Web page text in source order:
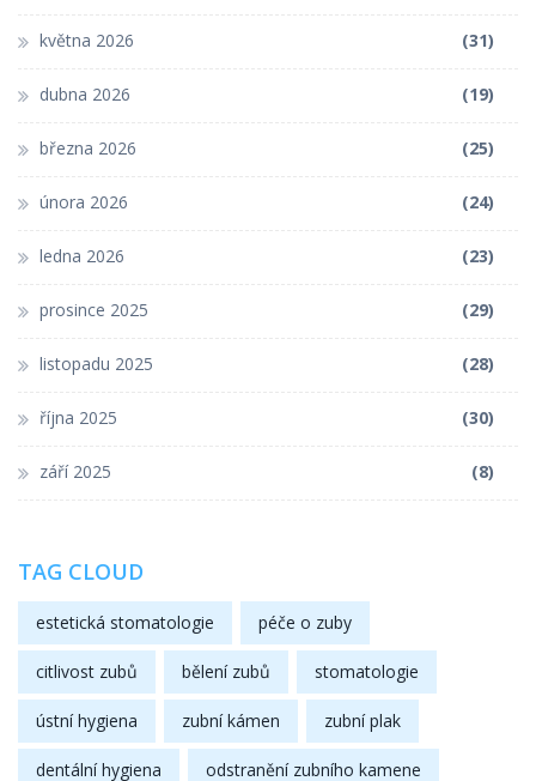
května 2026 (31)
dubna 2026 (19)
března 2026 (25)
února 2026 (24)
ledna 2026 (23)
prosince 2025 (29)
listopadu 2025 (28)
října 2025 (30)
září 2025 (8)
TAG CLOUD
estetická stomatologie péče o zuby
citlivost zubů bělení zubů stomatologie
ústní hygiena zubní kámen zubní plak
dentální hygiena odstranění zubního kamene